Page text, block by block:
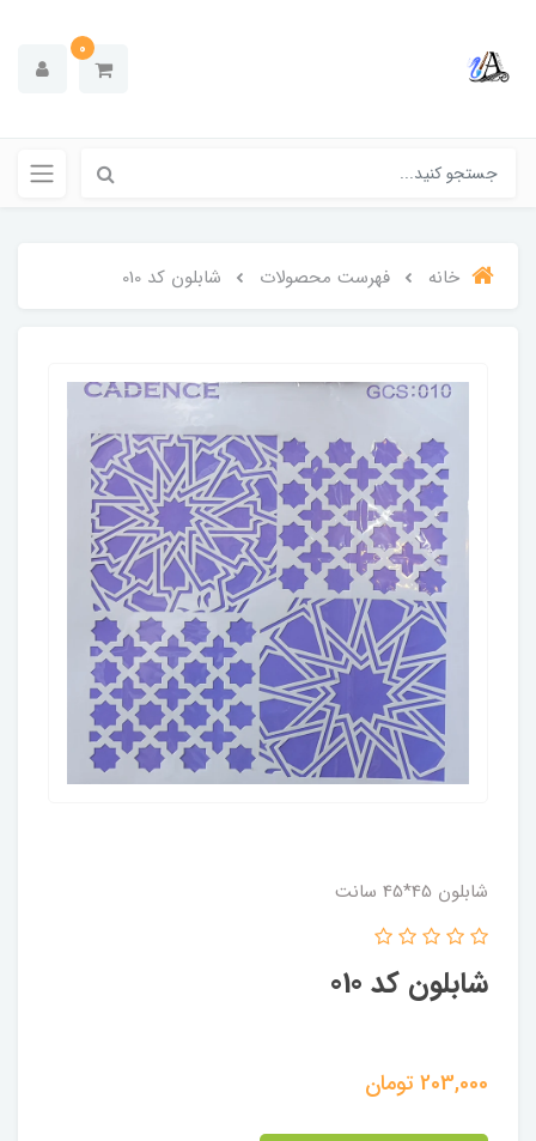
0
خانه فهرست محصولات شابلون کد 010
شابلون 45*45 سانت
شابلون کد 010
203,000تومان